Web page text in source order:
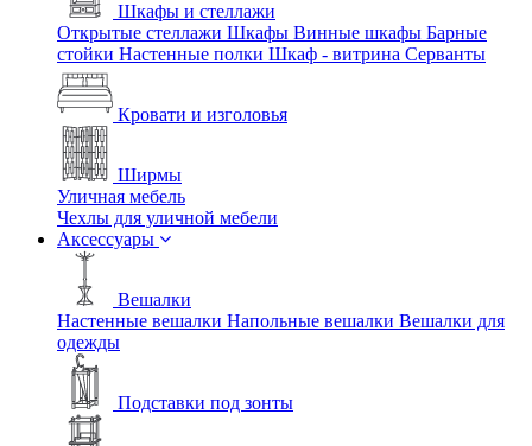
Шкафы и стеллажи
Открытые стеллажи Шкафы Винные шкафы Барные
стойки Настенные полки Шкаф - витрина Серванты
Кровати и изголовья
Ширмы
Уличная мебель
Чехлы для уличной мебели
Аксессуары
Вешалки
Настенные вешалки Напольные вешалки Вешалки для
одежды
Подставки под зонты